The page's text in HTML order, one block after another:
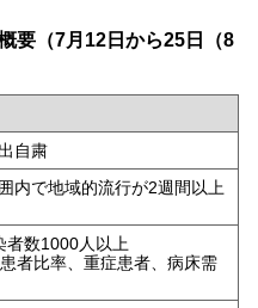
要（7月12日から25日（8
自粛
内で地域的流行が2週間以上
者数1000人以上
者比率、重症患者、病床需